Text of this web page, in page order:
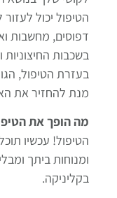
הטיפול יכול
דפוסים, מחשבות
בשכבות
בעזרת הטיפול,
מנת להחזיר את
מה הופך את
הטיפול! עכשיו
ומנוחות ביתך
בקליניקה.